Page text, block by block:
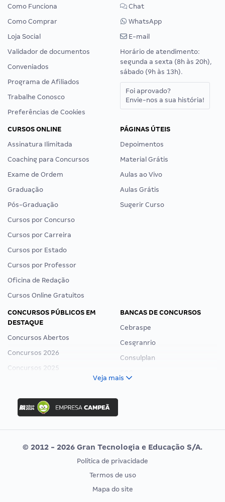
Como Funciona
Como Comprar
Loja Social
Validador de documentos
Conveniados
Programa de Afiliados
Trabalhe Conosco
Preferências de Cookies
Chat
WhatsApp
E-mail
Horário de atendimento:
segunda a sexta (8h às 20h),
sábado (9h às 13h).
Foi aprovado?
Envie-nos a sua história!
CURSOS ONLINE
Assinatura Ilimitada
Coaching para Concursos
Exame de Ordem
Graduação
Pós-Graduação
Cursos por Concurso
Cursos por Carreira
Cursos por Estado
Cursos por Professor
Oficina de Redação
Cursos Online Gratuitos
PÁGINAS ÚTEIS
Depoimentos
Material Grátis
Aulas ao Vivo
Aulas Grátis
Sugerir Curso
CONCURSOS PÚBLICOS EM
DESTAQUE
Concursos Abertos
Concursos 2026
Concursos 2025
Concurso Ibama
Concurso MPU
Editais publicados
BANCAS DE CONCURSOS
Cebraspe
Cesgranrio
Consulplan
Vunesp
CONCURSOS POR PROFISSÃO
EXAME DE ORDEM
Veja mais
© 2012 - 2026 Gran Tecnologia e Educação S/A.
Política de privacidade
Termos de uso
Mapa do site